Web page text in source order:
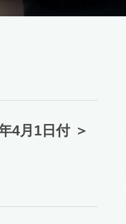
4月1日付 ＞